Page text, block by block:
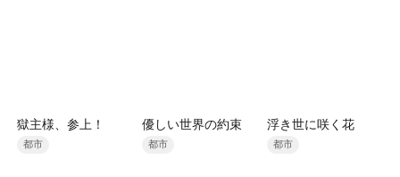
獄主様、参上！
都市
優しい世界の約束
都市
浮き世に咲く花
都市